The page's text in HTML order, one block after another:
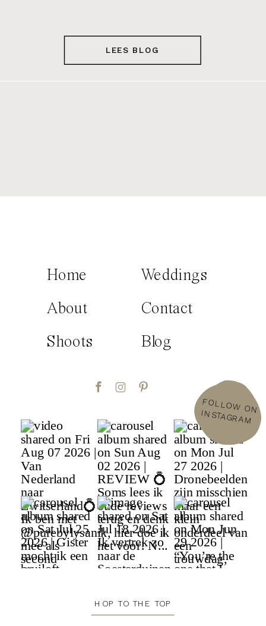
LEES BLOG
blog vertel ik je graag […]
HOP TO THE TOP
FOLLOW
ON
INSTAGRAM
Blog
Contact
Shoots
Weddings
About
Home